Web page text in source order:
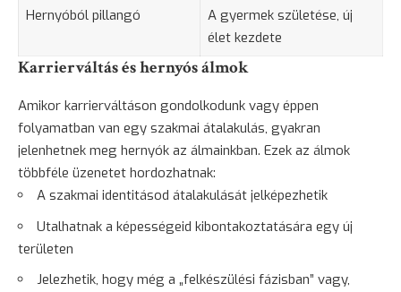
Hernyóból pillangó
A gyermek születése, új
élet kezdete
Karrierváltás és hernyós álmok
Amikor karrierváltáson gondolkodunk vagy éppen
folyamatban van egy szakmai átalakulás, gyakran
jelenhetnek meg hernyók az álmainkban. Ezek az álmok
többféle üzenetet hordozhatnak:
A szakmai identitásod átalakulását jelképezhetik
Utalhatnak a képességeid kibontakoztatására egy új
területen
Jelezhetik, hogy még a „felkészülési fázisban” vagy,